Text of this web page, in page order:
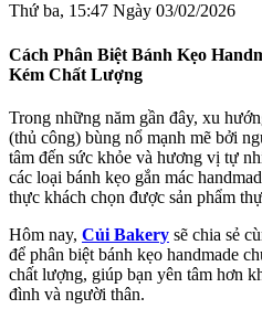
Thứ ba, 15:47 Ngày 03/02/2026
Cách Phân Biệt Bánh Kẹo
Kém Chất Lượng
Trong những năm gần đây, xu
(thủ công) bùng nổ mạnh mẽ bởi
tâm đến sức khỏe và hương vị tự
các loại bánh kẹo gắn mác
thực khách chọn được sản phẩm
Hôm nay, Củi Bakery sẽ chia sẻ
để phân biệt bánh kẹo handmade
chất lượng, giúp bạn yên tâm hơn
đình và người thân.